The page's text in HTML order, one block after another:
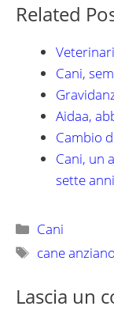
Related
Cani,
Aidaa,
Cambio
Cani, un
sette
Categorie
Cani
Tag
cane anziano
Lascia un